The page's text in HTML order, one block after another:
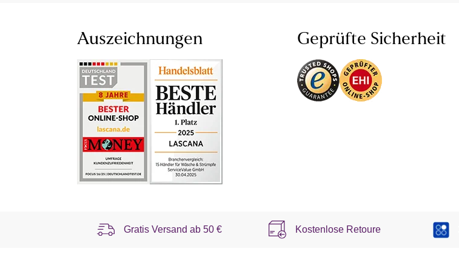
Auszeichnungen Geprüfte Sicherheit
Gratis Versand ab50 € Kostenlose Retoure